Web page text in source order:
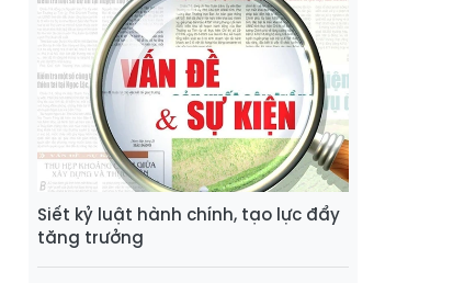
Siết kỷ luật hành chính, tạo lực đẩy
tăng trưởng